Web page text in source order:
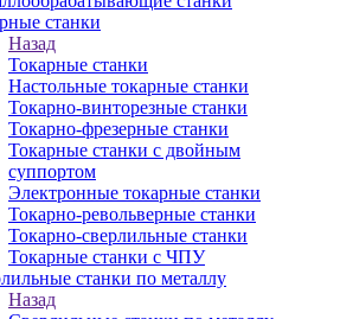
станки
Назад
Токарные станки
Настольные токарные станки
Токарно-винторезные станки
Токарно-фрезерные станки
Токарные станки с двойным
суппортом
Электронные токарные станки
Токарно-револьверные станки
Токарно-сверлильные станки
Токарные станки с ЧПУ
станки по металлу
Назад